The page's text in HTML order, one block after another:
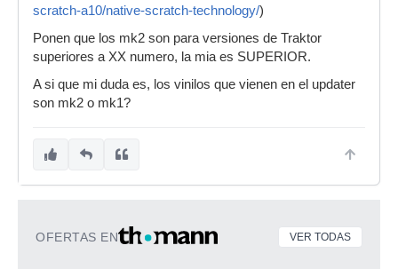
scratch-a10/native-scratch-technology/)
Ponen que los mk2 son para versiones de Traktor
superiores a XX numero, la mia es SUPERIOR.
A si que mi duda es, los vinilos que vienen en el updater
son mk2 o mk1?
OFERTAS EN VER TODAS